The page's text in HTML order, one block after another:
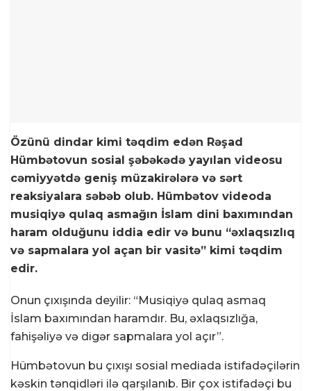
Özünü dindar kimi təqdim edən Rəşad
Hümbətovun sosial şəbəkədə yayılan videosu
cəmiyyətdə geniş müzakirələrə və sərt
reaksiyalara səbəb olub. Hümbətov videoda
musiqiyə qulaq asmağın İslam dini baxımından
haram olduğunu iddia edir və bunu “əxlaqsızlıq
və sapmalara yol açan bir vasitə” kimi təqdim
edir.
Onun çıxışında deyilir: “Musiqiyə qulaq asmaq
İslam baxımından haramdır. Bu, əxlaqsızlığa,
fahişəliyə və digər sapmalara yol açır”.
Hümbətovun bu çıxışı sosial mediada istifadəçilərin
kəskin tənqidləri ilə qarşılanıb. Bir çox istifadəçi bu